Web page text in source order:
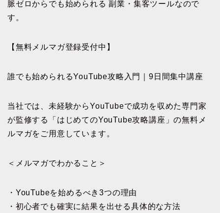
脈ゼロからでも始められる 副業・集客ツールなので
す。
【無料メルマガ登録受付中】
誰でも始められるYouTube攻略入門｜9日間集中講座
当社では、未経験からYouTubeで成功を収めた専門家
が監修する「はじめてのYouTube攻略講座」の無料メ
ルマガをご用意しています。
＜メルマガでわかること＞
・YouTubeを始めるべき3つの理由
・初心者でも確実に結果を出せる具体的な方法